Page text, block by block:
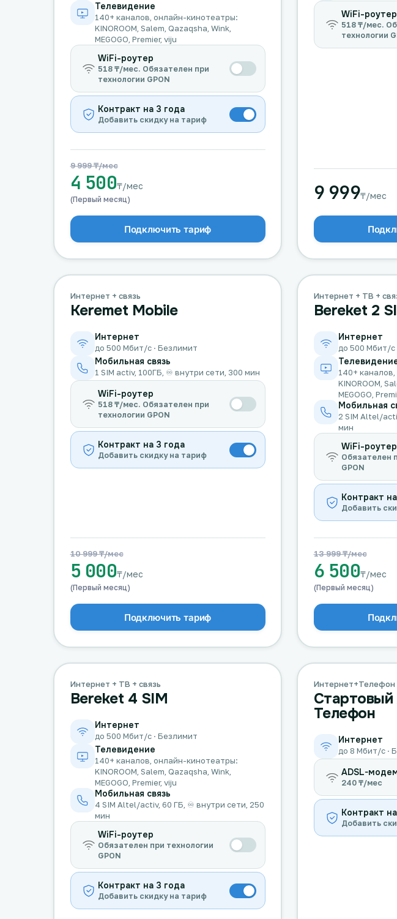
Телевидение
140+ каналов, онлайн-кинотеатры:
KINOROOM, Salem, Qazaqsha, Wink,
MEGOGO, Premier, viju
WiFi-роутер
518 ₸/мес. Обязателен при
технологии GPON
Контракт на 3 года
Добавить скидку на тариф
9 999 ₸/мес
4 500₸/мес
(Первый месяц)
Подключить тариф
WiFi-роутер
518 ₸/мес.
технологии
9 999₸/мес
Интернет + связь
Keremet Mobile
Интернет
до 500 Мбит/с · Безлимит
Мобильная связь
1 SIM activ, 100ГБ, ♾️ внутри сети, 300 мин
WiFi-роутер
518 ₸/мес. Обязателен при
технологии GPON
Контракт на 3 года
Добавить скидку на тариф
10 999 ₸/мес
5 000₸/мес
(Первый месяц)
Подключить тариф
Интернет + ТВ +
Bereket 2
Интернет
до 500 Мбит/с
140+
KINOROOM,
MEGOGO,
Мобильная
2 SIM Altel/
мин
WiFi-роутер
Обязателен
GPON
Контракт
Добавить
13 999 ₸/мес
6 500₸/мес
(Первый месяц)
Интернет + ТВ + связь
Bereket 4 SIM
Интернет
до 500 Мбит/с · Безлимит
Телевидение
140+ каналов, онлайн-кинотеатры:
KINOROOM, Salem, Qazaqsha, Wink,
MEGOGO, Premier, viju
Мобильная связь
4 SIM Altel/activ, 60 ГБ, ♾️ внутри сети, 250
мин
WiFi-роутер
Обязателен при технологии
GPON
Контракт на 3 года
Добавить скидку на тариф
Интернет+Телефон
Стартовый
Телефон
Интернет
до 8 Мбит/с ·
ADSL-
240 ₸/мес
Контракт
Добавить